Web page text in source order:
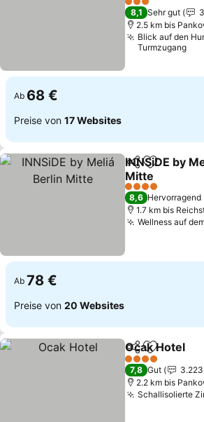
3 Sterne
8,1 Sehr gut
2.5 km bis
Blick auf den
Turmzugang
Ab 68 €
Preise von 17 Websites
TeilenZu
INNSiDE by
Mitte
4 Sterne
8,6 Hervorragend
1.7 km bis
Wellness auf
Ab 78 €
Preise von 20 Websites
TeilenZu
Ocak Hotel
4 Sterne
7,8 Gut
3.223
2.2 km bis
Schallisolierte